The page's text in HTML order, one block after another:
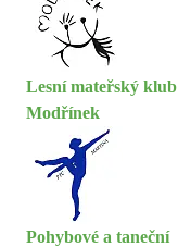
Lesní mateřský klub
Modřínek
Pohybové a taneční